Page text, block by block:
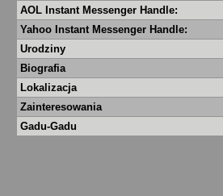
AOL Instant Messenger Handle:
Yahoo Instant Messenger Handle:
Urodziny
Biografia
Lokalizacja
Zainteresowania
Gadu-Gadu